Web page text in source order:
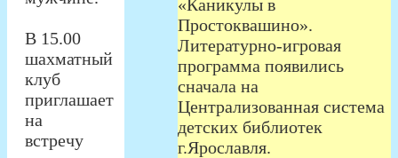
В 15.00
шахматный
клуб
приглашает
на
встречу
«Каникулы в
Простоквашино».
Литературно-игровая
программа появились
сначала на
Централизованная система
детских библиотек
г.Ярославля.